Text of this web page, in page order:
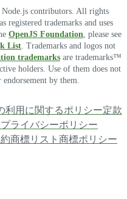
Node.js contributors. All rights
registered trademarks and uses
OpenJS Foundation , please see
List . Trademarks and logos not
trademarks are trademarks™
holders. Use of them does not
by them.
利用に関するポリシー定款
プライバシーポリシー
商標リスト 商標ポリシー